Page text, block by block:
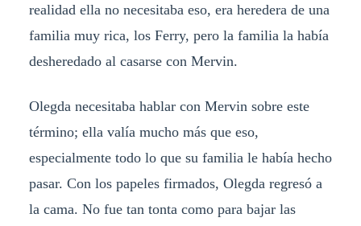
realidad ella no necesitaba eso, era heredera de una
familia muy rica, los Ferry, pero la familia la había
desheredado al casarse con Mervin.
Olegda necesitaba hablar con Mervin sobre este
término; ella valía mucho más que eso,
especialmente todo lo que su familia le había hecho
pasar. Con los papeles firmados, Olegda regresó a
la cama. No fue tan tonta como para bajar las